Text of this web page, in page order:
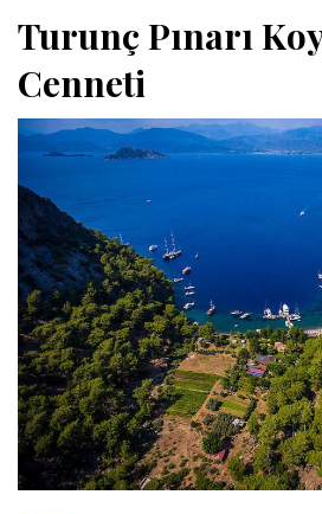
Turunç Pınarı
Cenneti